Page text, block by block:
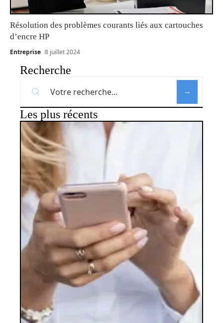
Résolution des problèmes courants liés aux cartouches
d’encre HP
Entreprise 8 juillet 2024
Recherche
Les plus récents